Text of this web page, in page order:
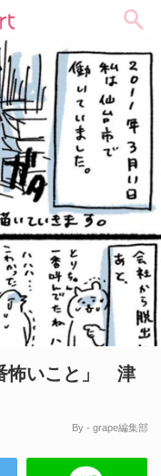
怖いこと」 津
By - grape編集部